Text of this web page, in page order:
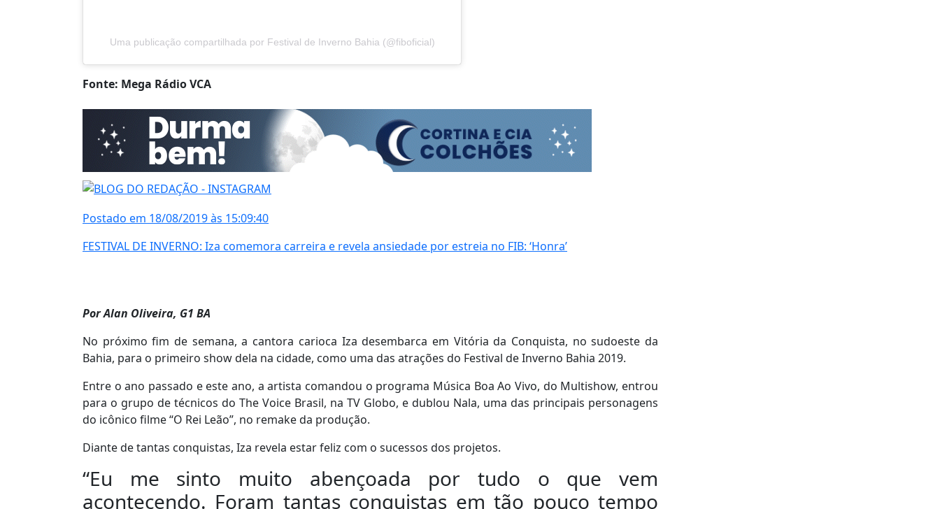
Uma publicação compartilhada por Festival de Inverno Bahia (@fiboficial)
Fonte: Mega Rádio VCA
Postado em 18/08/2019 às 15:09:40
FESTIVAL DE INVERNO: Iza comemora carreira e revela ansiedade por estreia no FIB: ‘Honra’
Por Alan Oliveira, G1 BA
No próximo fim de semana, a cantora carioca Iza desembarca em Vitória da Conquista, no sudoeste da
Bahia, para o primeiro show dela na cidade, como uma das atrações do Festival de Inverno Bahia 2019.
Entre o ano passado e este ano, a artista comandou o programa Música Boa Ao Vivo, do Multishow, entrou
para o grupo de técnicos do The Voice Brasil, na TV Globo, e dublou Nala, uma das principais personagens
do icônico filme “O Rei Leão”, no remake da produção.
Diante de tantas conquistas, Iza revela estar feliz com o sucessos dos projetos.
“Eu me sinto muito abençoada por tudo o que vem
acontecendo. Foram tantas conquistas em tão pouco tempo